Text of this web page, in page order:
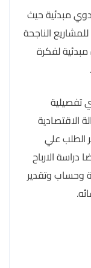
مبدئية حيث
الناجحة
لفكرة
تفصيلية
الاقتصادية
الطلب علي
الارباح
وحساب وتقدير